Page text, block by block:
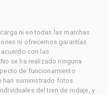
ni en todas las marchas
ni ofrecemos garantías
con las
se ha realizado ninguna
de funcionamiento
han suministrado fotos
del tren de rodaje, y